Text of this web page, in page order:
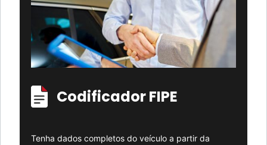
Codificador FIPE
Tenha dados completos do veículo a partir da